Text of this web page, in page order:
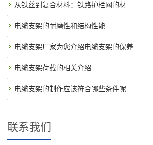
从铁丝到复合材料：铁路护栏网的材...
电缆支架的耐磨性和结构性能
电缆支架厂家为您介绍电缆支架的保养
电缆支架荷载的相关介绍
电缆支架的制作应该符合哪些条件呢
联系我们